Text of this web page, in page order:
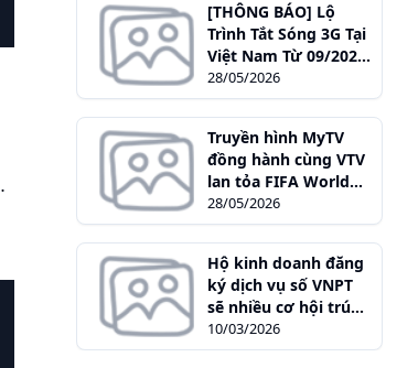
[THÔNG BÁO] Lộ
Trình Tắt Sóng 3G Tại
Việt Nam Từ 09/2028:
Những Điều Khách
Hàng Cần Làm Ngay
Hôm Nay
28/05/2026
Truyền hình MyTV
đồng hành cùng VTV
lan tỏa FIFA World
Cup 2026™ kết nối
tinh thần Việt Nam
28/05/2026
Hộ kinh doanh đăng
ký dịch vụ số VNPT
sẽ nhiều cơ hội trúng
Ngựa Vàng 9999
10/03/2026